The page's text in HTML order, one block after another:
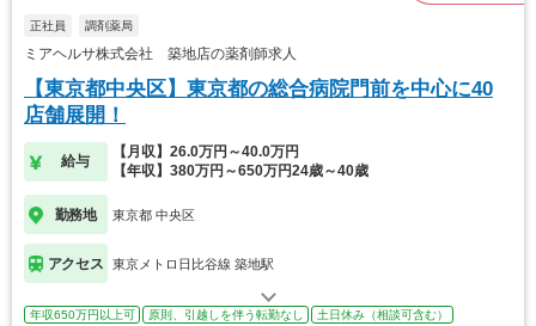
正社員 調剤薬局
ミアヘルサ株式会社 築地店の薬剤師求人
【東京都中央区】東京都の総合病院門前を中心に40
店舗展開！
給与
【月収】26.0万円～40.0万円
【年収】380万円～650万円24歳～40歳
勤務地 東京都 中央区
アクセス 東京メトロ日比谷線 築地駅
年収650万円以上可 原則、引越しを伴う転勤なし
土日休み（相談可含む）